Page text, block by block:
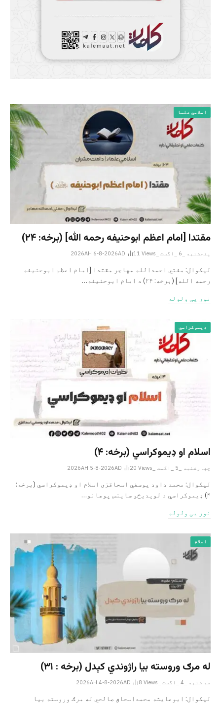
اسلامي علما
مقتدا [امام اعظم ابوحنیفه رحمه الله‎] (برخه: ۲۴)
پنجشنبه _6 _اگست _2026AH 6-8-2026AD 11 Views
لیکوال: مفتي احمدالله مهاجر مقتدا [امام اعظم ابوحنیفه
رحمه الله‎] (برخه: ۲۴) د امام ابوحنيفه…
نور یی ولوله
ډیموکراسي
اسلام او ډیموکراسي (برخه: ۴)
چهارشنبه _5 _اگست _2026AH 5-8-2026AD 20 Views
لیکوال: محمد داود یوسفي اسحاقزی اسلام او ډیموکراسي (برخه:
۴) ډیموکراسي د لوېدیځو ساینس پوهانو…
نور یی ولوله
اسلام
له مرګ وروسته بیا راژوندي کېدل (برخه : ۳۱)
سه شنبه _4 _اگست _2026AH 4-8-2026AD 8 Views
لیکوال: ابوعایشه محمداسحاق صالحي له مرګ وروسته بیا